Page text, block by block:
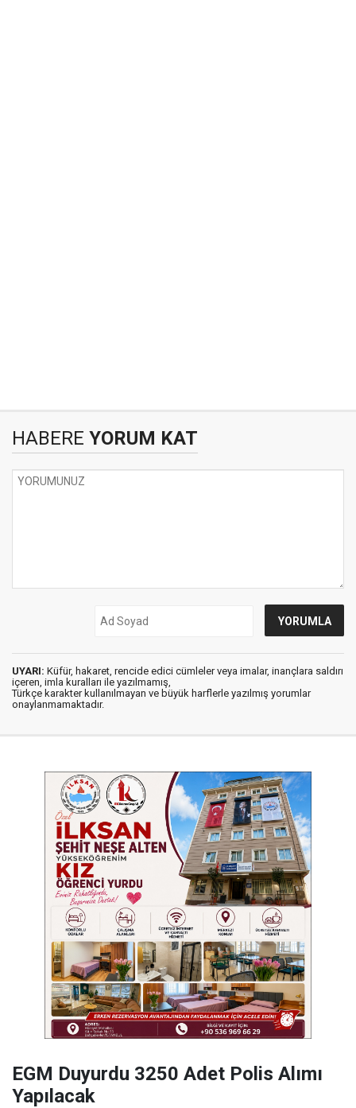
HABERE YORUM KAT
UYARI: Küfür, hakaret, rencide edici cümleler veya imalar, inançlara saldırı
içeren, imla kuralları ile yazılmamış,
Türkçe karakter kullanılmayan ve büyük harflerle yazılmış yorumlar
onaylanmamaktadır.
EGM Duyurdu 3250 Adet Polis Alımı
Yapılacak